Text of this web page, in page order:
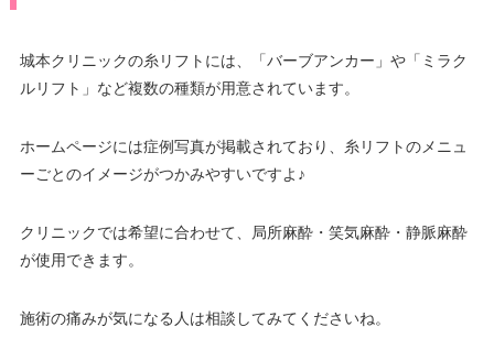
城本クリニックの糸リフトには、「バーブアンカー」や「ミラク
ルリフト」など複数の種類が用意されています。
ホームページには症例写真が掲載されており、糸リフトのメニュ
ーごとのイメージがつかみやすいですよ♪
クリニックでは希望に合わせて、局所麻酔・笑気麻酔・静脈麻酔
が使用できます。
施術の痛みが気になる人は相談してみてくださいね。